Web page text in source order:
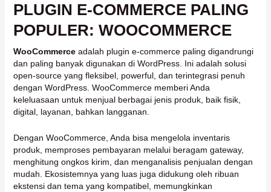
PLUGIN E-COMMERCE PALING
POPULER: WOOCOMMERCE
WooCommerceadalah plugin e-commerce paling digandrungi
dan paling banyak digunakan di WordPress. Ini adalah solusi
open-source yang fleksibel, powerful, dan terintegrasi penuh
dengan WordPress. WooCommerce memberi Anda
keleluasaan untuk menjual berbagai jenis produk, baik fisik,
digital, layanan, bahkan langganan.
Dengan WooCommerce, Anda bisa mengelola inventaris
produk, memproses pembayaran melalui beragam gateway,
menghitung ongkos kirim, dan menganalisis penjualan dengan
mudah. Ekosistemnya yang luas juga didukung oleh ribuan
ekstensi dan tema yang kompatibel, memungkinkan